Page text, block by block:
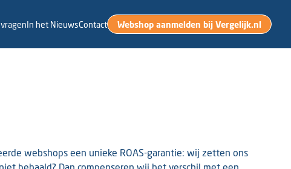
In het NieuwsContact Webshop aanmelden bij Vergelijk.nl
webshops een unieke ROAS-garantie: wij zetten ons